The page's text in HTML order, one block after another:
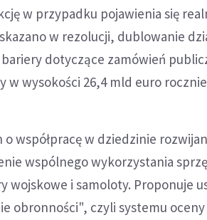
w przypadku pojawienia się
w rezolucji, dublowanie
dotyczące zamówień
wysokości 26,4 mld euro
współpracę w dziedzinie
wspólnego wykorzystania
wojskowe i samoloty. Proponuje
obronności", czyli systemu